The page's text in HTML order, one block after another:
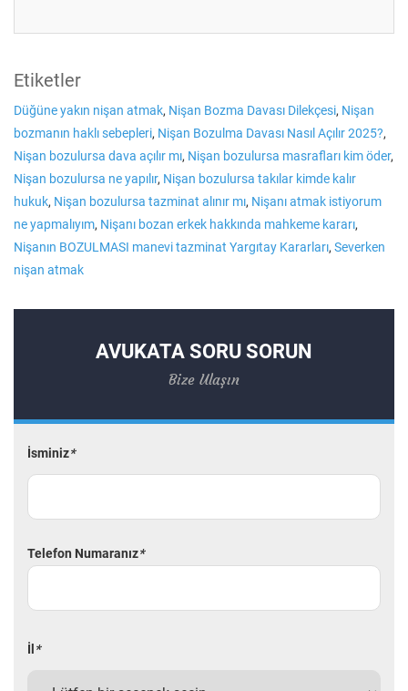
Etiketler
Düğüne yakın nişan atmak, Nişan Bozma Davası Dilekçesi, Nişan
bozmanın haklı sebepleri, Nişan Bozulma Davası Nasıl Açılır 2025?,
Nişan bozulursa dava açılır mı, Nişan bozulursa masrafları kim öder,
Nişan bozulursa ne yapılır, Nişan bozulursa takılar kimde kalır
hukuk, Nişan bozulursa tazminat alınır mı, Nişanı atmak istiyorum
ne yapmalıyım, Nişanı bozan erkek hakkında mahkeme kararı,
Nişanın BOZULMASI manevi tazminat Yargıtay Kararları, Severken
nişan atmak
AVUKATA SORU SORUN
Bize Ulaşın
İsminiz*
Telefon Numaranız*
İl *